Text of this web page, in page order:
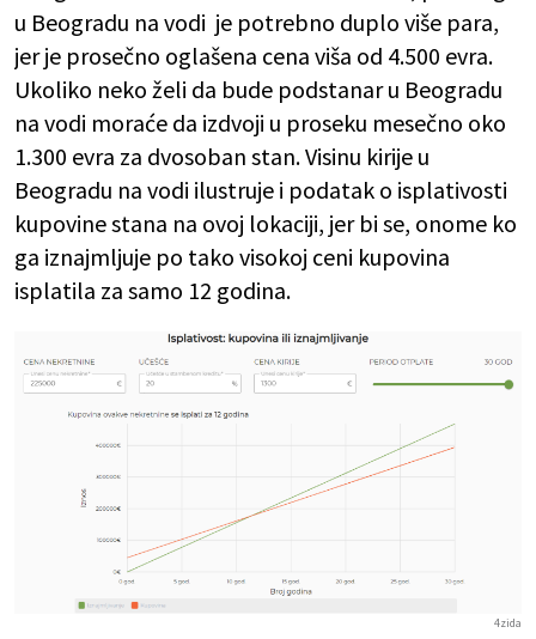
u Beogradu na vodi je potrebno duplo više para,
jer je prosečno oglašena cena viša od 4.500 evra.
Ukoliko neko želi da bude podstanar u Beogradu
na vodi moraće da izdvoji u proseku mesečno oko
1.300 evra za dvosoban stan. Visinu kirije u
Beogradu na vodi ilustruje i podatak o isplativosti
kupovine stana na ovoj lokaciji, jer bi se, onome ko
ga iznajmljuje po tako visokoj ceni kupovina
isplatila za samo 12 godina.
4zida